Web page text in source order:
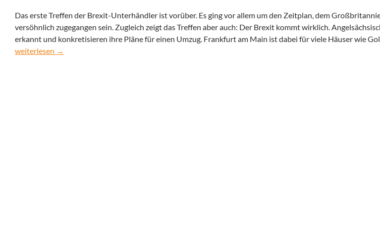
Das erste Treffen der Brexit-Unterhändler ist vorüber. Es ging vor allem um den Zeitplan, dem
versöhnlich zugegangen sein. Zugleich zeigt das Treffen aber auch: Der Brexit kommt wirklich.
erkannt und konkretisieren ihre Pläne für einen Umzug. Frankfurt am Main ist dabei für viele Häuser wie
Brexit: Banken liebäugeln mit Frankfurt
weiterlesen →